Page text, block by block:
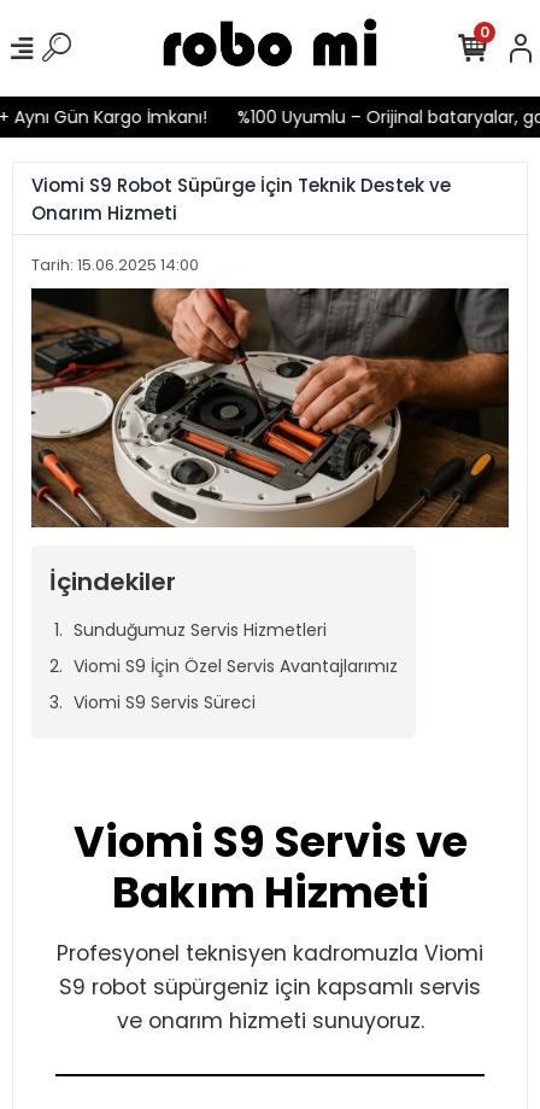
Kargo İmkanı! %100 Uyumlu – Orijinal bataryalar,
0
Viomi S9 Robot Süpürge İçin Teknik Destek ve
Onarım Hizmeti
Tarih: 15.06.2025 14:00
İçindekiler
Sunduğumuz Servis Hizmetleri
Viomi S9 İçin Özel Servis Avantajlarımız
Viomi S9 Servis Süreci
Viomi S9 Servis ve
Bakım Hizmeti
Profesyonel teknisyen kadromuzla Viomi
S9 robot süpürgeniz için kapsamlı servis
ve onarım hizmeti sunuyoruz.